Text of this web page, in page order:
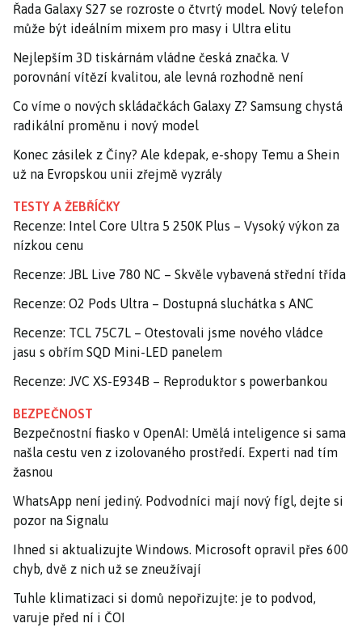
Řada Galaxy S27 se rozroste o čtvrtý model. Nový telefon
může být ideálním mixem pro masy i Ultra elitu
Nejlepším 3D tiskárnám vládne česká značka. V
porovnání vítězí kvalitou, ale levná rozhodně není
Co víme o nových skládačkách Galaxy Z? Samsung chystá
radikální proměnu i nový model
Konec zásilek z Číny? Ale kdepak, e-shopy Temu a Shein
už na Evropskou unii zřejmě vyzrály
TESTY A ŽEBŘÍČKY
Recenze: Intel Core Ultra 5 250K Plus – Vysoký výkon za
nízkou cenu
Recenze: JBL Live 780 NC – Skvěle vybavená střední třída
Recenze: O2 Pods Ultra – Dostupná sluchátka s ANC
Recenze: TCL 75C7L – Otestovali jsme nového vládce
jasu s obřím SQD Mini-LED panelem
Recenze: JVC XS-E934B – Reproduktor s powerbankou
BEZPEČNOST
Bezpečnostní fiasko v OpenAI: Umělá inteligence si sama
našla cestu ven z izolovaného prostředí. Experti nad tím
žasnou
WhatsApp není jediný. Podvodníci mají nový fígl, dejte si
pozor na Signalu
Ihned si aktualizujte Windows. Microsoft opravil přes 600
chyb, dvě z nich už se zneužívají
Tuhle klimatizaci si domů nepořizujte: je to podvod,
varuje před ní i ČOI